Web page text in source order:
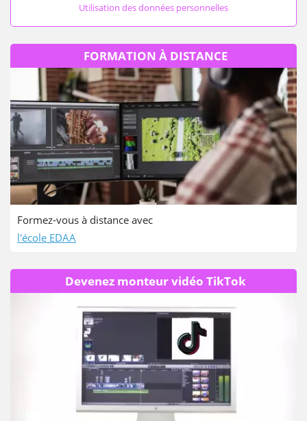
Utilisation des données personnelles
FORMATION À DISTANCE
Formez-vous à distance avec
l'école EDAA
Devenez monteur vidéo TikTok